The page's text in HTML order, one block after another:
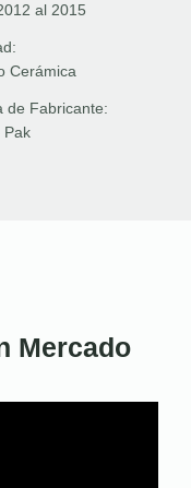
al 2015
Cerámica
de Fabricante:
Pak
Mercado